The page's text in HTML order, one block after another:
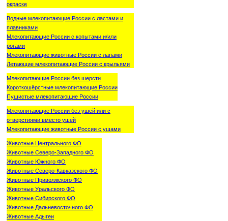
окраске
Водные млекопитающие России с ластами и
плавниками
Млекопитающие России с копытами и/или
рогами
Млекопитающие животные России с лапами
Летающие млекопитающие России с крыльями
Млекопитающие России без шерсти
Короткошёрстные млекопитающие России
Пушистые млекопитающие России
Млекопитающие России без ушей или с
отверстиями вместо ушей
Млекопитающие животные России с ушами
Животные Центрального ФО
Животные Северо-Западного ФО
Животные Южного ФО
Животные Северо-Кавказского ФО
Животные Приволжского ФО
Животные Уральского ФО
Животные Сибирского ФО
Животные Дальневосточного ФО
Животные Адыгеи